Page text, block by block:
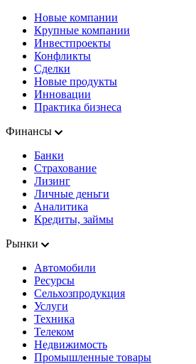
Новые компании
Крупные компании
Инвестпроекты
Конфликты
Сделки
Новые продукты
Инновации
Практика бизнеса
Финансы
Банки
Страхование
Лизинг
Личные деньги
Аналитика
Кредиты, займы
Рынки
Автомобили
Ресурсы
Сельхозпродукция
Услуги
Техника
Телеком
Недвижимость
Промышленные товары